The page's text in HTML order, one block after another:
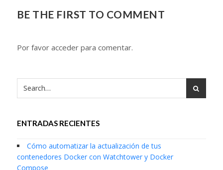
BE THE FIRST TO COMMENT
Por favor acceder para comentar.
ENTRADAS RECIENTES
Cómo automatizar la actualización de tus
contenedores Docker con Watchtower y Docker
Compose